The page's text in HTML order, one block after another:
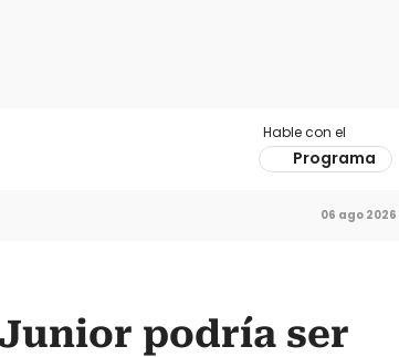
Hable con el
Programa
06 ago 2026
podría ser